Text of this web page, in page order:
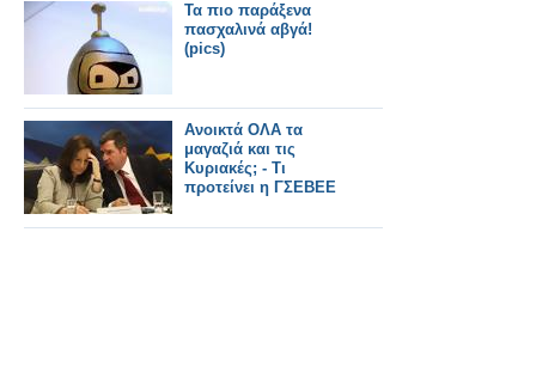
Τα πιο παράξενα
πασχαλινά αβγά!
(pics)
Ανοικτά ΟΛΑ τα
μαγαζιά και τις
Κυριακές; - Τι
προτείνει η ΓΣΕΒΕΕ